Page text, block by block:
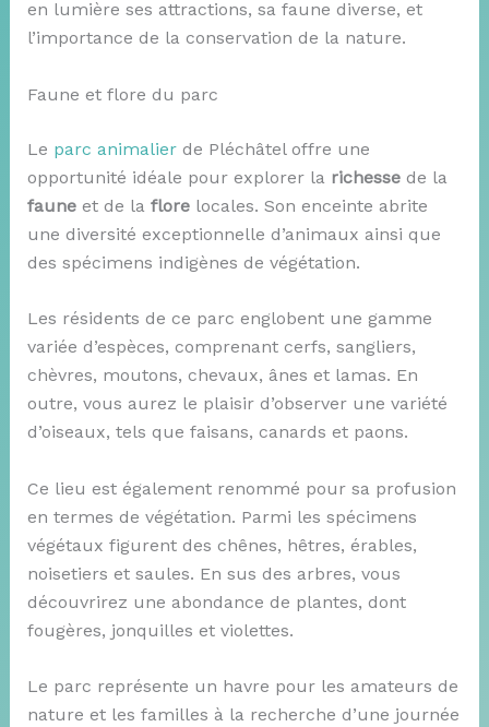
en lumière ses attractions, sa faune diverse, et
l’importance de la conservation de la nature.
Faune et flore du parc
Le parc animalierde Pléchâtel offre une
opportunité idéale pour explorer la richessede la
fauneet de la florelocales. Son enceinte abrite
une diversité exceptionnelle d’animaux ainsi que
des spécimens indigènes de végétation.
Les résidents de ce parc englobent une gamme
variée d’espèces, comprenant cerfs, sangliers,
chèvres, moutons, chevaux, ânes et lamas. En
outre, vous aurez le plaisir d’observer une variété
d’oiseaux, tels que faisans, canards et paons.
Ce lieu est également renommé pour sa profusion
en termes de végétation. Parmi les spécimens
végétaux figurent des chênes, hêtres, érables,
noisetiers et saules. En sus des arbres, vous
découvrirez une abondance de plantes, dont
fougères, jonquilles et violettes.
Le parc représente un havre pour les amateurs de
nature et les familles à la recherche d’une journée